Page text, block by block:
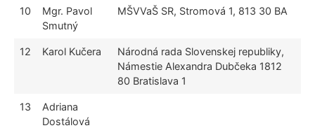
10
Mgr. Pavol
Smutný
MŠVVaŠ SR, Stromová 1, 813 30 BA
12 Karol Kučera
Národná rada Slovenskej republiky,
Námestie Alexandra Dubčeka 1812
80 Bratislava 1
13
Adriana
Dostálová